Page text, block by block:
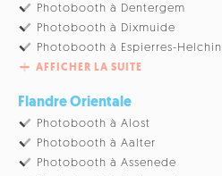
Photobooth à Dentergem
Photobooth à Dixmuide
Photobooth à Espierres-Helchin
AFFICHER LA SUITE
Flandre Orientale
Photobooth à Alost
Photobooth à Aalter
Photobooth à Assenede